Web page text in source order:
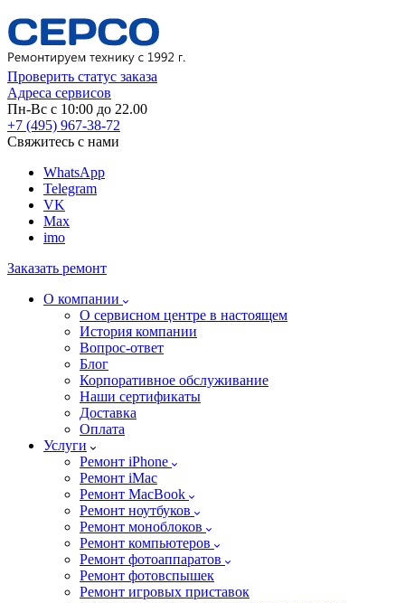
Проверить статус заказа
Адреса сервисов
Пн-Вс с 10:00 до 22.00
+7 (495) 967-38-72
Свяжитесь с нами
WhatsApp
Telegram
VK
Max
imo
Заказать ремонт
О компании
О сервисном центре в настоящем
История компании
Вопрос-ответ
Блог
Корпоративное обслуживание
Наши сертификаты
Доставка
Оплата
Услуги
Ремонт iPhone
Ремонт iMac
Ремонт MacBook
Ремонт ноутбуков
Ремонт моноблоков
Ремонт компьютеров
Ремонт фотоаппаратов
Ремонт фотовспышек
Ремонт игровых приставок